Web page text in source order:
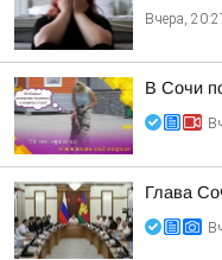
Вчера,
В Сочи
Глава